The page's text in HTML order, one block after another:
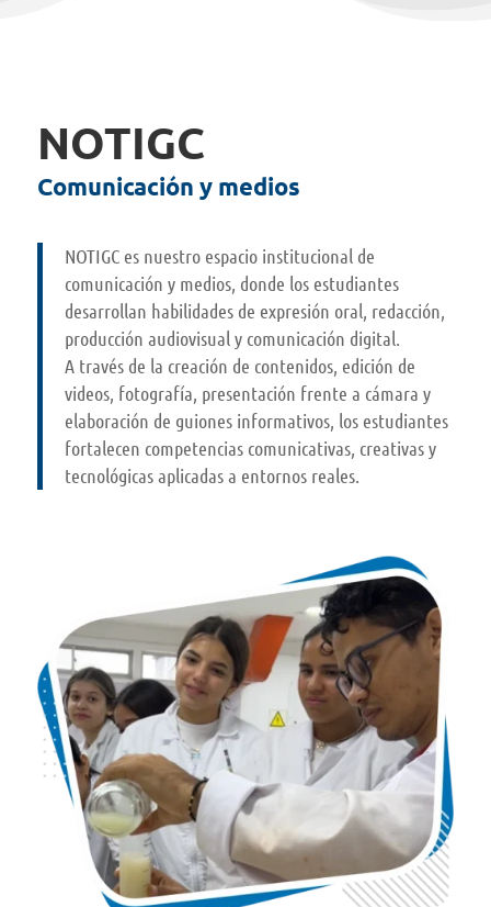
NOTIGC
Comunicación y medios
NOTIGC es nuestro espacio institucional de
comunicación y medios, donde los estudiantes
desarrollan habilidades de expresión oral, redacción,
producción audiovisual y comunicación digital.
A través de la creación de contenidos, edición de
videos, fotografía, presentación frente a cámara y
elaboración de guiones informativos, los estudiantes
fortalecen competencias comunicativas, creativas y
tecnológicas aplicadas a entornos reales.